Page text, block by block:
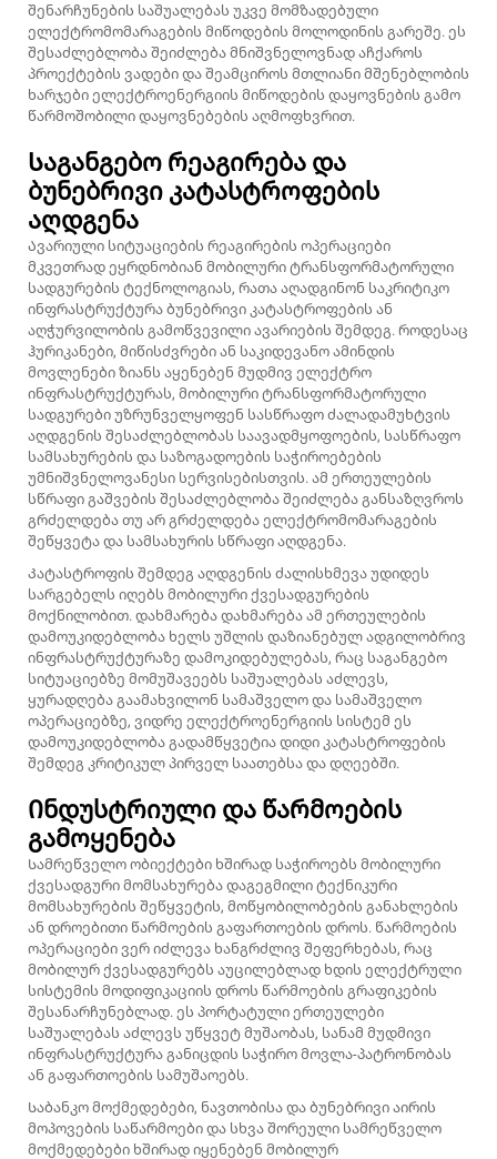
შენარჩუნების საშუალებას უკვე მომზადებული
ელექტრომომარაგების მიწოდების მოლოდინის გარეშე. ეს
შესაძლებლობა შეიძლება მნიშვნელოვნად აჩქაროს
პროექტების ვადები და შეამციროს მთლიანი მშენებლობის
ხარჯები ელექტროენერგიის მიწოდების დაყოვნების გამო
წარმოშობილი დაყოვნებების აღმოფხვრით.
Საგანგებო რეაგირება და
ბუნებრივი კატასტროფების
აღდგენა
Ავარიული სიტუაციების რეაგირების ოპერაციები
მკვეთრად ეყრდნობიან მობილური ტრანსფორმატორული
სადგურების ტექნოლოგიას, რათა აღადგინონ საკრიტიკო
ინფრასტრუქტურა ბუნებრივი კატასტროფების ან
აღჭურვილობის გამოწვევილი ავარიების შემდეგ. როდესაც
ჰურიკანები, მიწისძვრები ან საკიდევანო ამინდის
მოვლენები ზიანს აყენებენ მუდმივ ელექტრო
ინფრასტრუქტურას, მობილური ტრანსფორმატორული
სადგურები უზრუნველყოფენ სასწრაფო ძალადამუხტვის
აღდგენის შესაძლებლობას საავადმყოფოების, სასწრაფო
სამსახურების და საზოგადოების საჭიროებების
უმნიშვნელოვანესი სერვისებისთვის. ამ ერთეულების
სწრაფი გაშვების შესაძლებლობა შეიძლება განსაზღვროს
გრძელდება თუ არ გრძელდება ელექტრომომარაგების
შეწყვეტა და სამსახურის სწრაფი აღდგენა.
Კატასტროფის შემდეგ აღდგენის ძალისხმევა უდიდეს
სარგებელს იღებს მობილური ქვესადგურების
მოქნილობით. დახმარება დახმარება ამ ერთეულების
დამოუკიდებლობა ხელს უშლის დაზიანებულ ადგილობრივ
ინფრასტრუქტურაზე დამოკიდებულებას, რაც საგანგებო
სიტუაციებზე მომუშავეებს საშუალებას აძლევს,
ყურადღება გაამახვილონ სამაშველო და სამაშველო
ოპერაციებზე, ვიდრე ელექტროენერგიის სისტემ ეს
დამოუკიდებლობა გადამწყვეტია დიდი კატასტროფების
შემდეგ კრიტიკულ პირველ საათებსა და დღეებში.
Ინდუსტრიული და წარმოების
გამოყენება
Სამრეწველო ობიექტები ხშირად საჭიროებს მობილური
ქვესადგური მომსახურება დაგეგმილი ტექნიკური
მომსახურების შეწყვეტის, მოწყობილობების განახლების
ან დროებითი წარმოების გაფართოების დროს. წარმოების
ოპერაციები ვერ იძლევა ხანგრძლივ შეფერხებას, რაც
მობილურ ქვესადგურებს აუცილებლად ხდის ელექტრული
სისტემის მოდიფიკაციის დროს წარმოების გრაფიკების
შესანარჩუნებლად. ეს პორტატული ერთეულები
საშუალებას აძლევს უწყვეტ მუშაობას, სანამ მუდმივი
ინფრასტრუქტურა განიცდის საჭირო მოვლა-პატრონობას
ან გაფართოების სამუშაოებს.
Საბანკო მოქმედებები, ნავთობისა და ბუნებრივი აირის
მოპოვების საწარმოები და სხვა შორეული სამრეწველო
მოქმედებები ხშირად იყენებენ მობილურ